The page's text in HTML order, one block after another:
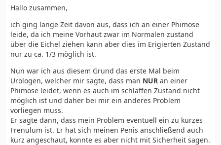
Hallo zusammen,
ich ging lange Zeit davon aus, dass ich an einer Phimose
leide, da ich meine Vorhaut zwar im Normalen zustand
über die Eichel ziehen kann aber dies im Erigierten Zustand
nur zu ca. 1/3 möglich ist.
Nun war ich aus diesem Grund das erste Mal beim
Urologen, welcher mir sagte, dass man NUR an einer
Phimose leidet, wenn es auch im schlaffen Zustand nicht
möglich ist und daher bei mir ein anderes Problem
vorliegen muss.
Er sagte dann, dass mein Problem eventuell ein zu kurzes
Frenulum ist. Er hat sich meinen Penis anschließend auch
kurz angeschaut, konnte es aber nicht mit Sicherheit sagen.